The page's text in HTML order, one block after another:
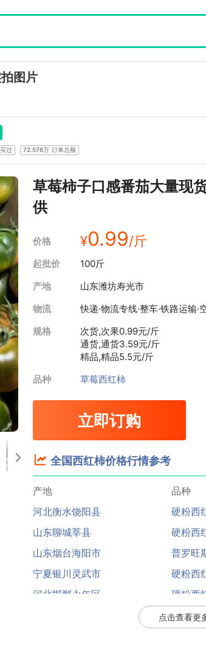
图片
买过 72.576万 订单总额
草莓柿子口感番茄大量现
供
价格 ¥0.99/斤
起批价
100斤
产地
山东潍坊寿光市
物流
快递·物流专线·整车·铁路运输·
规格
次货,次果0.99元/斤
通货,通货3.59元/斤
精品,精品5.5元/斤
品种
草莓西红柿
立即订购
全国西红柿价格行情参考
产地 品种
江苏连云港东海县
山东聊城东昌府区
硬粉西
安徽宿州泗县
山东菏泽定陶区
硬粉西
山东聊城莘县
硬粉西
河北邯郸永年区
点击查看更